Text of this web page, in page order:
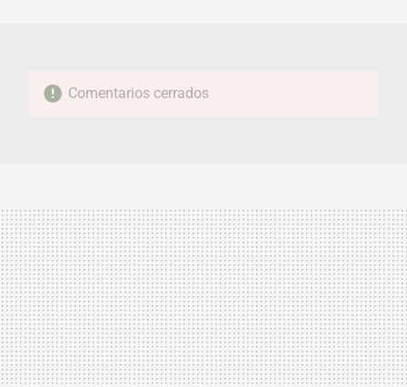
Comentarios cerrados